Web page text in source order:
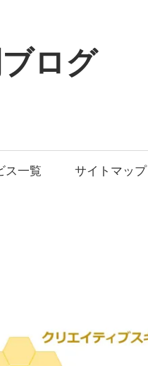
ログ
ス一覧 サイトマップ